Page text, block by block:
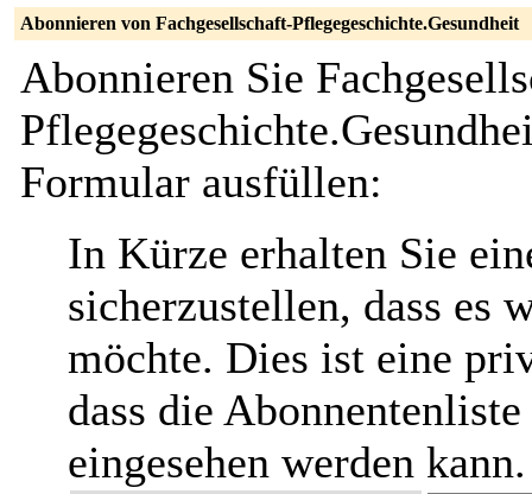
Abonnieren von Fachgesellschaft-Pflegegeschichte.Gesundheit
Abonnieren Sie
Formular ausfüllen:
In Kürze erhalten Sie
sicherzustellen, dass es
möchte. Dies ist eine
dass die
eingesehen werden kann.